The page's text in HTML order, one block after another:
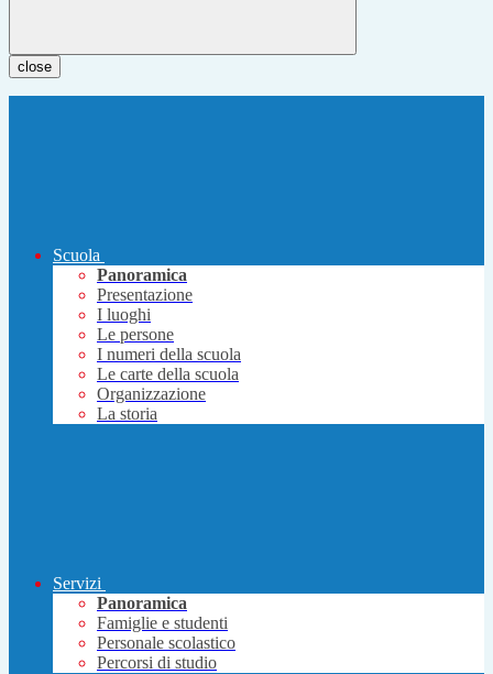
close
Scuola
Panoramica
Presentazione
I luoghi
Le persone
I numeri della scuola
Le carte della scuola
Organizzazione
La storia
Servizi
Panoramica
Famiglie e studenti
Personale scolastico
Percorsi di studio